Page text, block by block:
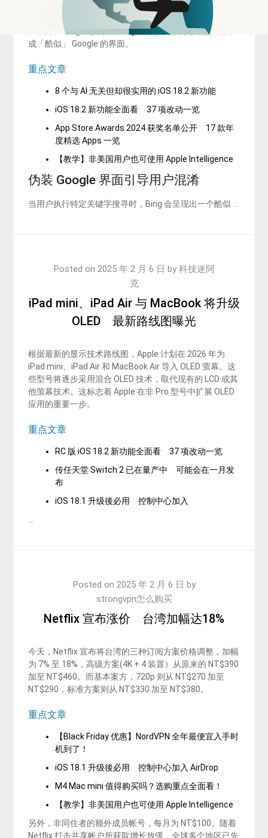
近期，Microsoft 推出一项争议性的策略，希望吸引更多
用户使用其 Bing 搜寻引擎。当用户未登入 Microsoft 帐
户，并在 Bing 上搜寻「Google」时，结果页面将被设计
成「酷似」 Google 的界面。
重点文章
8 个与 AI 无关但却很实用的 iOS 18.2 新功能
iOS 18.2 新功能全面看 37 项改动一览
App Store Awards 2024 获奖名单公开 17 款年
度精选 Apps 一览
【教学】非美国用户也可使用 Apple Intelligence
伪装 Google 界面引导用户混淆
当用户执行特定关键字搜寻时，Bing 会呈现出一个酷似 …
iPad mini、iPad Air 与 MacBook 将升级
OLED 最新路线图曝光
Posted on 2025 年 2 月 6 日 by 科技迷阿
克
根据最新的显示技术路线图，Apple 计划在 2026 年为
iPad mini、iPad Air 和 MacBook Air 导入 OLED 萤幕。这
些型号将逐步采用混合 OLED 技术，取代现有的 LCD 或其
他萤幕技术。这标志着 Apple 在非 Pro 型号中扩展 OLED
应用的重要一步。
重点文章
RC 版 iOS 18.2 新功能全面看 37 项改动一览
传任天堂 Switch 2 已在量产中 可能会在一月发
布
iOS 18.1 升级後必用 控制中心加入
Netflix 宣布涨价 台湾加幅达18%
Posted on 2025 年 2 月 6 日 by
strongvpn怎么购买
今天，Netflix 宣布将台湾的三种订阅方案价格调整，加幅
为 7% 至 18%，高级方案(4K + 4 装置）从原来的 NT$390
加至 NT$460。而基本案方，720p 则从 NT$270 加至
NT$290，标准方案则从 NT$330 加至 NT$380。
重点文章
【Black Friday 优惠】NordVPN 全年最便宜入手时
机到了！
iOS 18.1 升级後必用 控制中心加入 AirDrop
M4 Mac mini 值得购买吗？选购重点全面看！
【教学】非美国用户也可使用 Apple Intelligence
另外，非同住者的额外成员帐号，每月为 NT$100。随着
Netflix 打击共享帐户所获取增长放缓，全球多个地区已先